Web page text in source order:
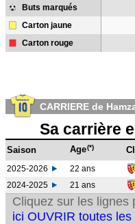
Buts marqués
Carton jaune
Carton rouge
CARRIERE de
Sa carrière
Saison Age(*)
2025-2026 22 ans
2024-2025
21 ans
Cliquez sur les
ici OUVRIR toutes les